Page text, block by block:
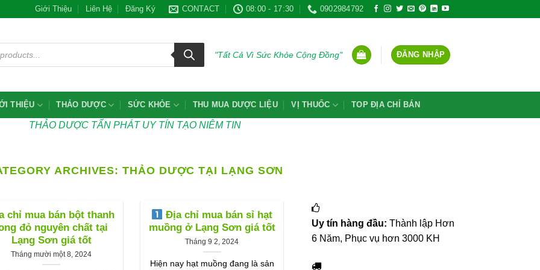
Giới Thiệu Liên Hệ Đăng Ký CONTACT 08:00 - 17:30 0902984792
"Tất Cả Vì Sức Khỏe Cộng Đồng" ĐĂNG NHẬP
THIỆU THẢO DƯỢC SỨC KHỎE THU MUA DƯỢC LIỆU VỊ THUỐC TOP ĐỊA CHỈ BÁN
THẢO DƯỢC TẤN PHÁT UY TÍN TẠO NIÊM TIN
ARCHIVES:THẢO DƯỢC TẠI LẠNG SƠN
chỉ mua bán bột thanh
đỏ nguyên chất tại
Lạng Sơn giá tốt
Tháng mười một 8, 2024
Địa chỉ mua bán sỉ hạt
muồng ở Lạng Sơn giá tốt
Tháng 9 2, 2024
Hiện nay hạt muồng đang là sản
Uy tín hàng đầu: Thành lập Hơn
6 Năm, Phục vụ hơn 3000 KH